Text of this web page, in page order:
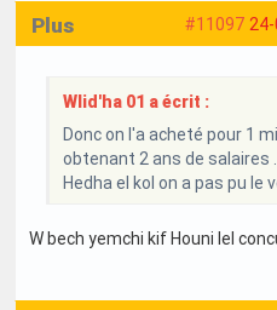
#11097
Plus
Wlid'ha 01 a écrit :
Donc on l'a acheté pour 1
obtenant 2 ans de salaires ...
Hedha el kol on a pas pu le
W bech yemchi kif Houni lel